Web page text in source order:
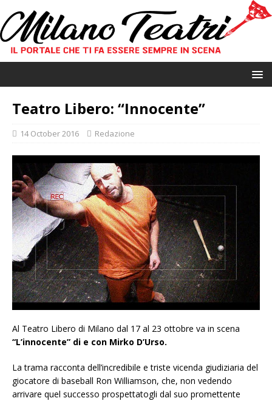
Teatro Libero: “Innocente”
14 October 2016 Redazione
Al Teatro Libero di Milano dal 17 al 23 ottobre va in scena
“L’innocente” di e con Mirko D’Urso.
La trama racconta dell’incredibile e triste vicenda giudiziaria del
giocatore di baseball Ron Williamson, che, non vedendo
arrivare quel successo prospettatogli dal suo promettente